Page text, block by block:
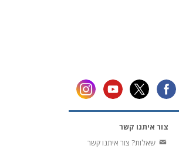
צור איתנו קשר
שאלות? צור איתנו קשר